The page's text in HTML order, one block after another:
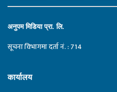
अनुपम मिडिया प्रा. लि.
सूचना विभागमा दर्ता नं. : 714
कार्यालय